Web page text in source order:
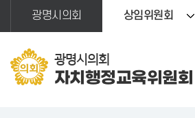
광명시의회 상임위원회
광명시의회
자치행정교육위원회